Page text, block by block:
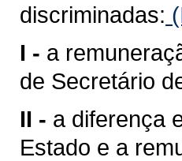
discriminadas:
I - a
de Secretário
II - a diferença
Estado e a